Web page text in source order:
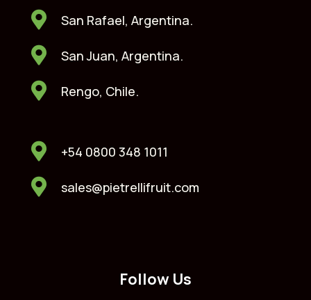
San Rafael, Argentina.
San Juan, Argentina.
Rengo, Chile.
+54 0800 348 1011
sales@pietrellifruit.com
Follow Us